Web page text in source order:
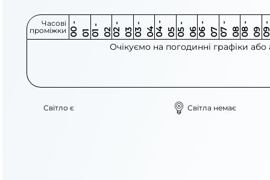
Часові
проміжки 0
0
-
0 1 0
1
-
0 2 0 2
-
0 3 0 3
-
0 4 0 4
-
0 5 0 5
-
0 6 0 6
-
0 7 0 7
-
0 8 0 8
-
0 9 0
9
-
1
Очікуємо на погодинні графіки
Світло є Світла немає